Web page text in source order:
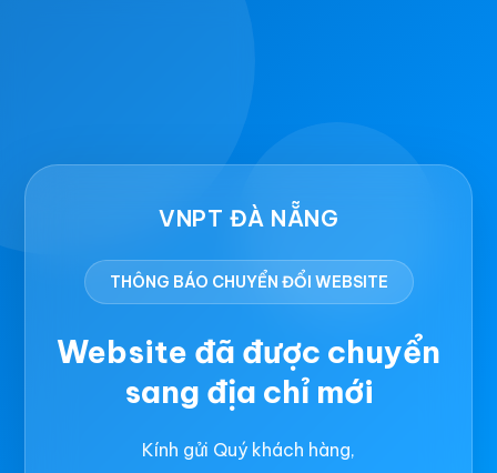
VNPT ĐÀ NẴNG
THÔNG BÁO CHUYỂN ĐỔI WEBSITE
Website đã được chuyển
sang địa chỉ mới
Kính gửi Quý khách hàng,